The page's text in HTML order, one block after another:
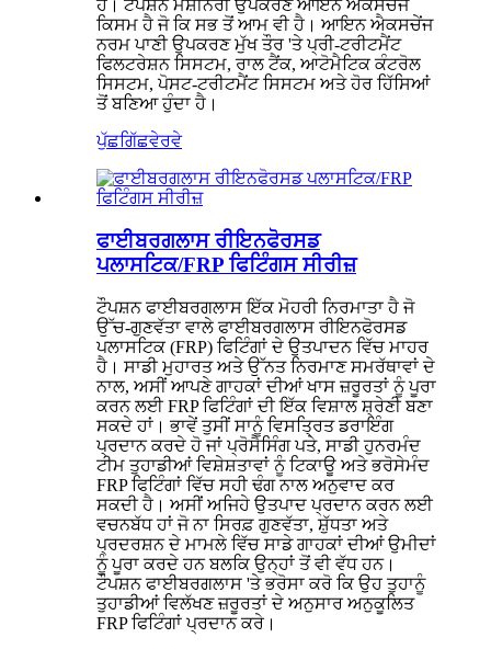
ਹੈ। ਟੌਪਸ਼ਨ ਮਸ਼ੀਨਰੀ ਉਪਕਰਣ ਆਇਨ ਐਕਸਚੇਂਜ
ਕਿਸਮ ਹੈ ਜੋ ਕਿ ਸਭ ਤੋਂ ਆਮ ਵੀ ਹੈ। ਆਇਨ ਐਕਸਚੇਂਜ
ਨਰਮ ਪਾਣੀ ਉਪਕਰਣ ਮੁੱਖ ਤੌਰ 'ਤੇ ਪ੍ਰੀ-ਟਰੀਟਮੈਂਟ
ਫਿਲਟਰੇਸ਼ਨ ਸਿਸਟਮ, ਰਾਲ ਟੈਂਕ, ਆਟੋਮੈਟਿਕ ਕੰਟਰੋਲ
ਸਿਸਟਮ, ਪੋਸਟ-ਟਰੀਟਮੈਂਟ ਸਿਸਟਮ ਅਤੇ ਹੋਰ ਹਿੱਸਿਆਂ
ਤੋਂ ਬਣਿਆ ਹੁੰਦਾ ਹੈ।
ਪੁੱਛਗਿੱਛਵੇਰਵੇ
ਫਾਈਬਰਗਲਾਸ ਰੀਇਨਫੋਰਸਡ
ਪਲਾਸਟਿਕ/FRP ਫਿਟਿੰਗਸ ਸੀਰੀਜ਼
ਟੌਪਸ਼ਨ ਫਾਈਬਰਗਲਾਸ ਇੱਕ ਮੋਹਰੀ ਨਿਰਮਾਤਾ ਹੈ ਜੋ
ਉੱਚ-ਗੁਣਵੱਤਾ ਵਾਲੇ ਫਾਈਬਰਗਲਾਸ ਰੀਇਨਫੋਰਸਡ
ਪਲਾਸਟਿਕ (FRP) ਫਿਟਿੰਗਾਂ ਦੇ ਉਤਪਾਦਨ ਵਿੱਚ ਮਾਹਰ
ਹੈ। ਸਾਡੀ ਮੁਹਾਰਤ ਅਤੇ ਉੱਨਤ ਨਿਰਮਾਣ ਸਮਰੱਥਾਵਾਂ ਦੇ
ਨਾਲ, ਅਸੀਂ ਆਪਣੇ ਗਾਹਕਾਂ ਦੀਆਂ ਖਾਸ ਜ਼ਰੂਰਤਾਂ ਨੂੰ ਪੂਰਾ
ਕਰਨ ਲਈ FRP ਫਿਟਿੰਗਾਂ ਦੀ ਇੱਕ ਵਿਸ਼ਾਲ ਸ਼੍ਰੇਣੀ ਬਣਾ
ਸਕਦੇ ਹਾਂ। ਭਾਵੇਂ ਤੁਸੀਂ ਸਾਨੂੰ ਵਿਸਤ੍ਰਿਤ ਡਰਾਇੰਗ
ਪ੍ਰਦਾਨ ਕਰਦੇ ਹੋ ਜਾਂ ਪ੍ਰੋਸੈਸਿੰਗ ਪਤੇ, ਸਾਡੀ ਹੁਨਰਮੰਦ
ਟੀਮ ਤੁਹਾਡੀਆਂ ਵਿਸ਼ੇਸ਼ਤਾਵਾਂ ਨੂੰ ਟਿਕਾਊ ਅਤੇ ਭਰੋਸੇਮੰਦ
FRP ਫਿਟਿੰਗਾਂ ਵਿੱਚ ਸਹੀ ਢੰਗ ਨਾਲ ਅਨੁਵਾਦ ਕਰ
ਸਕਦੀ ਹੈ। ਅਸੀਂ ਅਜਿਹੇ ਉਤਪਾਦ ਪ੍ਰਦਾਨ ਕਰਨ ਲਈ
ਵਚਨਬੱਧ ਹਾਂ ਜੋ ਨਾ ਸਿਰਫ਼ ਗੁਣਵੱਤਾ, ਸ਼ੁੱਧਤਾ ਅਤੇ
ਪ੍ਰਦਰਸ਼ਨ ਦੇ ਮਾਮਲੇ ਵਿੱਚ ਸਾਡੇ ਗਾਹਕਾਂ ਦੀਆਂ ਉਮੀਦਾਂ
ਨੂੰ ਪੂਰਾ ਕਰਦੇ ਹਨ ਬਲਕਿ ਉਨ੍ਹਾਂ ਤੋਂ ਵੀ ਵੱਧ ਹਨ।
ਟੌਪਸ਼ਨ ਫਾਈਬਰਗਲਾਸ 'ਤੇ ਭਰੋਸਾ ਕਰੋ ਕਿ ਉਹ ਤੁਹਾਨੂੰ
ਤੁਹਾਡੀਆਂ ਵਿਲੱਖਣ ਜ਼ਰੂਰਤਾਂ ਦੇ ਅਨੁਸਾਰ ਅਨੁਕੂਲਿਤ
FRP ਫਿਟਿੰਗਾਂ ਪ੍ਰਦਾਨ ਕਰੇ।